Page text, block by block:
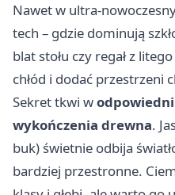
Nawet w ultra-
tech – gdzie dominują
blat stołu czy regał z
chłód i dodać przestrzeni
Sekret tkwi w
wykończenia drewna.
buk) świetnie odbija
bardziej przestronne.